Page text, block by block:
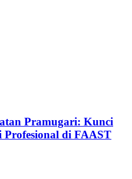
Pramugari: Kunci
di FAAST